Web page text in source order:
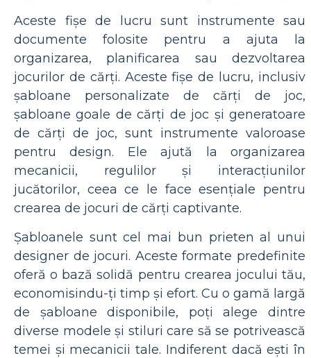
Aceste fișe de lucru sunt instrumente sau
documente folosite pentru a ajuta la
organizarea, planificarea sau dezvoltarea
jocurilor de cărți. Aceste fișe de lucru, inclusiv
șabloane personalizate de cărți de joc,
șabloane goale de cărți de joc și generatoare
de cărți de joc, sunt instrumente valoroase
pentru design. Ele ajută la organizarea
mecanicii, regulilor și interacțiunilor
jucătorilor, ceea ce le face esențiale pentru
crearea de jocuri de cărți captivante.
Șabloanele sunt cel mai bun prieten al unui
designer de jocuri. Aceste formate predefinite
oferă o bază solidă pentru crearea jocului tău,
economisindu-ți timp și efort. Cu o gamă largă
de șabloane disponibile, poți alege dintre
diverse modele și stiluri care să se potrivească
temei și mecanicii tale. Indiferent dacă ești în